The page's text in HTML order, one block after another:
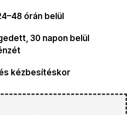
órán belül
30 napon belül
kézbesítéskor